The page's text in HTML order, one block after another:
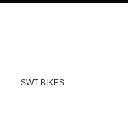
SWT BIKES